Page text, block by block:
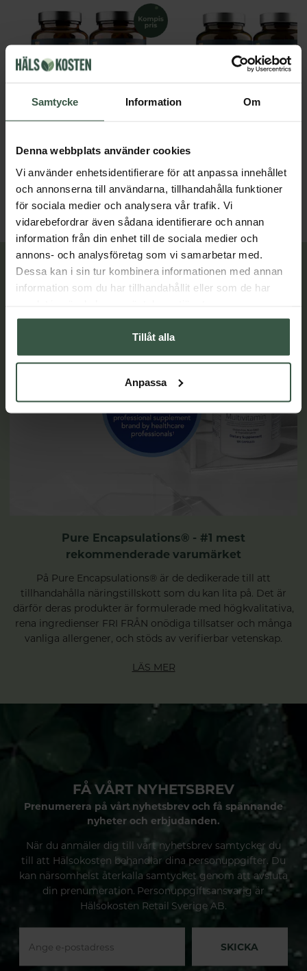
Samtycke Information Om
Denna webbplats använder cookies
Vi använder enhetsidentifierare för att anpassa innehållet
och annonserna till användarna, tillhandahålla funktioner
för sociala medier och analysera vår trafik. Vi
vidarebefordrar även sådana identifierare och annan
information från din enhet till de sociala medier och
annons- och analysföretag som vi samarbetar med.
Dessa kan i sin tur kombinera informationen med annan
information som du har tillhandahållit eller som de har
Tillåt alla
Anpassa
Great Essentials
398 kr 498 kr
LÄGG I VARUKORGEN
498 kr 598 kr
LÄGG I VARUKORGEN
Lär dig mer
Pure Encapsulations® - #1 mest
rekommenderade varumärket
På Pure Encapsulations® är de dedikerade till att
tillhandahålla näringstillskott som du kan lita på. Det är
därför deras produkter är formulerade med högkvalitativa,
rena ingredienser FRI FRÅN onödiga tillsatser och många
vanliga allergener, och stöds av verifierbar vetenskap.
LÄS MER
FÅ VÅRT NYHETSBREV
Prenumerera på vårt nyhetsbrev och få spännande
nyheter och erbjudanden.
När du anmäler dig till vårt nyhetsbrev samtycker du
till att Hälsokosten behandlar dina personuppgifter. Du
kan närsomhelst återkalla samtycket genom att avsluta
din prenumeration. Personuppgiftsansvarig är
Hälsokosten Retail Sverige AB.
SKICKA